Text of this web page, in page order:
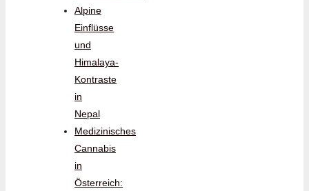
Alpine
Einflüsse
und
Himalaya-
Kontraste
in
Nepal
Medizinisches
Cannabis
in
Österreich: